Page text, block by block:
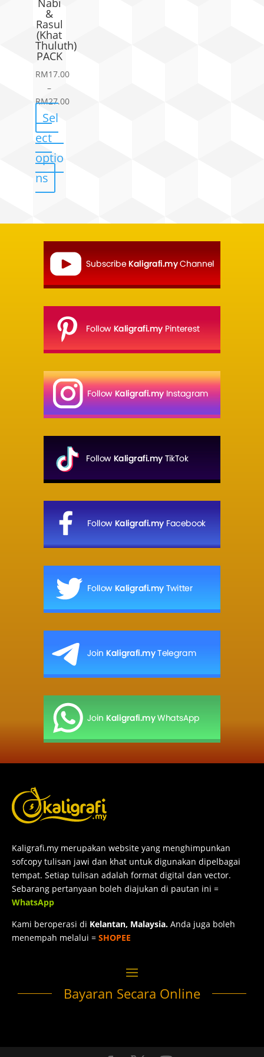
Nabi
&
Rasul
(Khat
Thuluth)
PACK
RM17.00
–
RM27.00
Price
range:
RM17.00
through
RM27.00
Sel
ect
optio
ns
Kaligrafi.my merupakan website yang menghimpunkan
sofcopy tulisan jawi dan khat untuk digunakan dipelbagai
tempat. Setiap tulisan adalah format digital dan vector.
Sebarang pertanyaan boleh diajukan di pautan ini =
WhatsApp
Kami beroperasi di Kelantan, Malaysia.Anda juga boleh
menempah melalui =SHOPEE
Bayaran Secara Online